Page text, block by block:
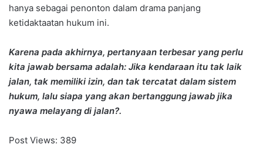
hanya sebagai penonton dalam drama panjang
ketidaktaatan hukum ini.
Karena pada akhirnya, pertanyaan terbesar yang perlu
kita jawab bersama adalah: Jika kendaraan itu tak laik
jalan, tak memiliki izin, dan tak tercatat dalam sistem
hukum, lalu siapa yang akan bertanggung jawab jika
nyawa melayang di jalan?.
Post Views: 389